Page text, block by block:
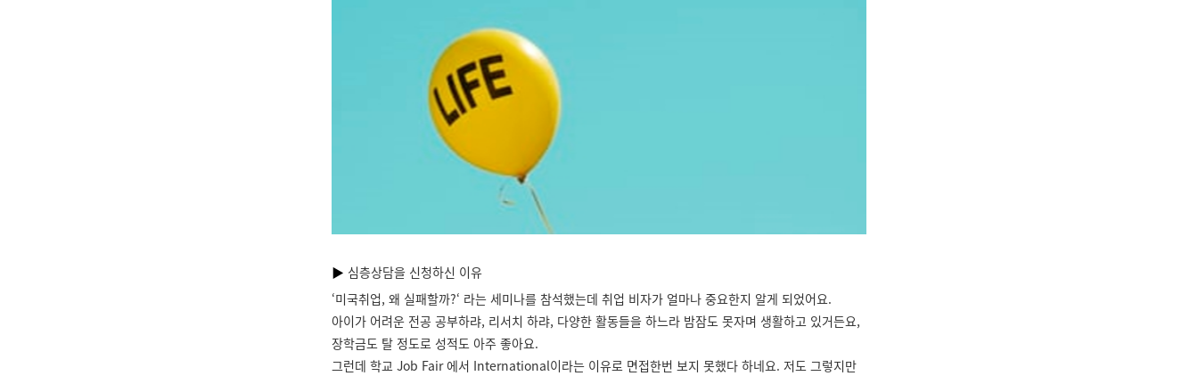
▶ 심층상담을 신청하신 이유
‘미국취업, 왜 실패할까?‘ 라는 세미나를 참석했는데 취업 비자가 얼마나 중요한지 알게 되었어요.
아이가 어려운 전공 공부하랴, 리서치 하랴, 다양한 활동들을 하느라 밤잠도 못자며 생활하고 있거든요,
장학금도 탈 정도로 성적도 아주 좋아요.
그런데 학교 Job Fair 에서 International이라는 이유로 면접한번 보지 못했다 하네요. 저도 그렇지만